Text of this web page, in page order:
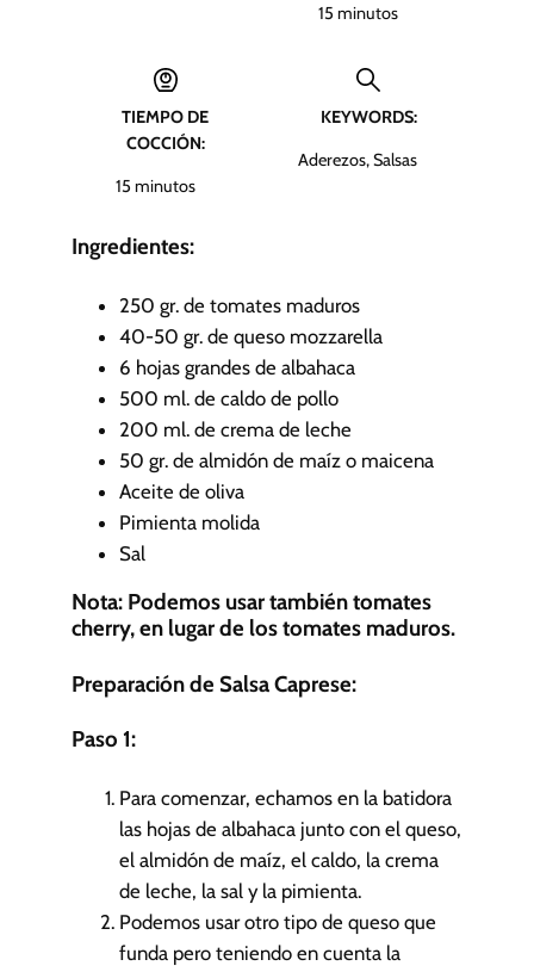
15m
t
s
minutos
TIEMPO DE
COCCIÓN:
15m
n
o
s
minutos
KEYWORDS:
Aderezos, Salsas
Ingredientes:
250 gr. de tomates maduros
40-50 gr. de queso mozzarella
6 hojas grandes de albahaca
500 ml. de caldo de pollo
200 ml. de crema de leche
50 gr. de almidón de maíz o maicena
Aceite de oliva
Pimienta molida
Sal
Nota: Podemos usar también tomates
cherry, en lugar de los tomates maduros.
Preparación de Salsa Caprese:
Paso 1:
Para comenzar, echamos en la batidora
las hojas de albahaca junto con el queso,
el almidón de maíz, el caldo, la crema
de leche, la sal y la pimienta.
Podemos usar otro tipo de queso que
funda pero teniendo en cuenta la